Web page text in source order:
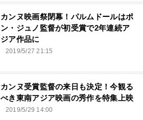
カンヌ映画祭閉幕！パルムドールはポ
ン・ジュノ監督が初受賞で2年連続ア
ジア作品に
2019/5/27 21:15
カンヌ受賞監督の来日も決定！今観る
べき東南アジア映画の秀作を特集上映
2019/5/29 14:00